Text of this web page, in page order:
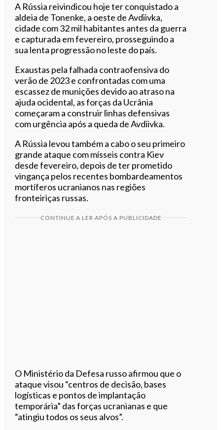
A Rússia reivindicou hoje ter conquistado a
aldeia de Tonenke, a oeste de Avdiivka,
cidade com 32 mil habitantes antes da guerra
e capturada em fevereiro, prosseguindo a
sua lenta progressão no leste do país.
Exaustas pela falhada contraofensiva do
verão de 2023 e confrontadas com uma
escassez de munições devido ao atraso na
ajuda ocidental, as forças da Ucrânia
começaram a construir linhas defensivas
com urgência após a queda de Avdiivka.
A Rússia levou também a cabo o seu primeiro
grande ataque com mísseis contra Kiev
desde fevereiro, depois de ter prometido
vingança pelos recentes bombardeamentos
mortíferos ucranianos nas regiões
fronteiriças russas.
CONTINUE A LER APÓS A PUBLICIDADE
O Ministério da Defesa russo afirmou que o
ataque visou “centros de decisão, bases
logísticas e pontos de implantação
temporária” das forças ucranianas e que
“atingiu todos os seus alvos”.